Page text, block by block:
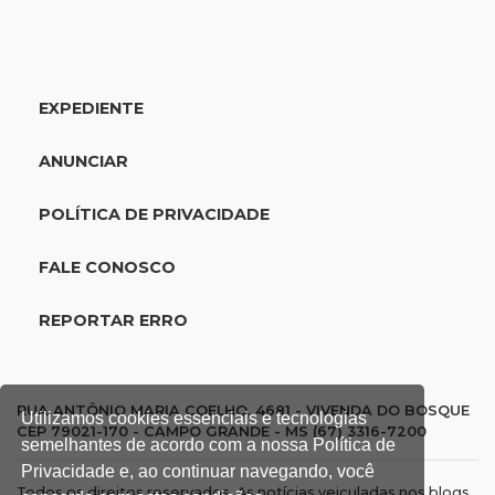
Utilizamos cookies essenciais e tecnologias
semelhantes de acordo com a nossa Política de
Privacidade e, ao continuar navegando, você
16:07Crime em maio
no Taveirópolis
15:53 Feriadão
Justiça suspende expediente por dois dias e
e morre a caminho do hospital
15:35
Crime no Coophavila II
EXPEDIENTE
ANUNCIAR
POLÍTICA DE PRIVACIDADE
FALE CONOSCO
REPORTAR ERRO
RUA ANTÔNIO MARIA COELHO, 4681 - VIVENDA DO BOSQUE
CEP 79021-170 - CAMPO GRANDE - MS (67) 3316-7200